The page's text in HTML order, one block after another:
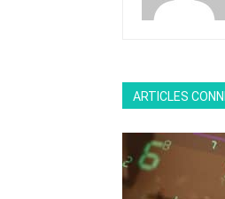
ARTICLES